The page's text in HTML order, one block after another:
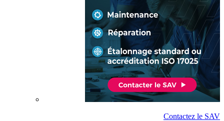
Contactez le SAV